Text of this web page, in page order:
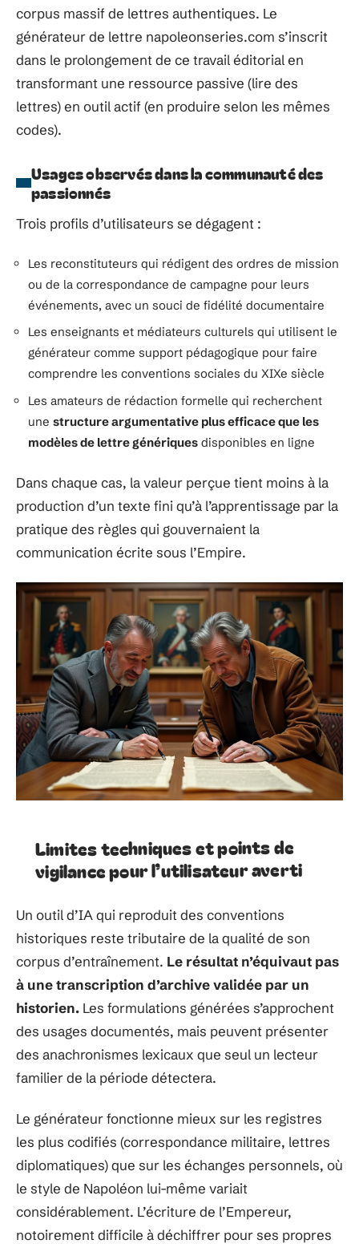
corpus massif de lettres authentiques. Le
générateur de lettre napoleonseries.com s’inscrit
dans le prolongement de ce travail éditorial en
transformant une ressource passive (lire des
lettres) en outil actif (en produire selon les mêmes
codes).
Usages observés dans la communauté des
passionnés
Trois profils d’utilisateurs se dégagent :
Les reconstituteurs qui rédigent des ordres de mission
ou de la correspondance de campagne pour leurs
événements, avec un souci de fidélité documentaire
Les enseignants et médiateurs culturels qui utilisent le
générateur comme support pédagogique pour faire
comprendre les conventions sociales du XIXe siècle
Les amateurs de rédaction formelle qui recherchent
une structure argumentative plus efficace que les
modèles de lettre génériques disponibles en ligne
Dans chaque cas, la valeur perçue tient moins à la
production d’un texte fini qu’à l’apprentissage par la
pratique des règles qui gouvernaient la
communication écrite sous l’Empire.
Limites techniques et points de
vigilance pour l’utilisateur averti
Un outil d’IA qui reproduit des conventions
historiques reste tributaire de la qualité de son
corpus d’entraînement. Le résultat n’équivaut pas
à une transcription d’archive validée par un
historien. Les formulations générées s’approchent
des usages documentés, mais peuvent présenter
des anachronismes lexicaux que seul un lecteur
familier de la période détectera.
Le générateur fonctionne mieux sur les registres
les plus codifiés (correspondance militaire, lettres
diplomatiques) que sur les échanges personnels, où
le style de Napoléon lui-même variait
considérablement. L’écriture de l’Empereur,
notoirement difficile à déchiffrer pour ses propres